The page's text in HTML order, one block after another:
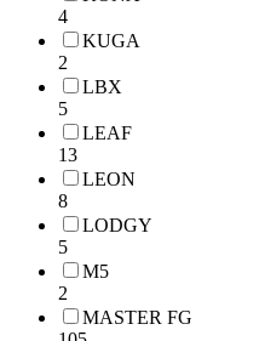
4
KUGA
2
LBX
5
LEAF
13
LEON
8
LODGY
5
M5
2
MASTER FG